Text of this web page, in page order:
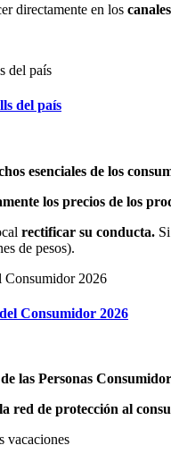
directamente en los
del país
esenciales de los
los precios de los
rectificar su conducta.
de pesos).
Consumidor 2026
las Personas
red de protección al